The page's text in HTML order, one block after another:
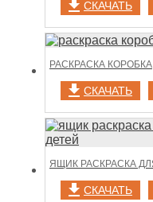
СКАЧАТЬ
РАСКРАСКА КОРОБКА
СКАЧАТЬ
СКАЧАТЬ